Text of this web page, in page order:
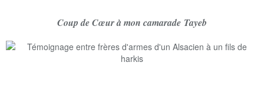
Coup de Cœur à mon camarade Tayeb